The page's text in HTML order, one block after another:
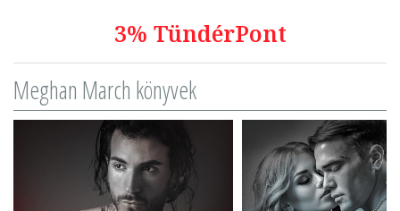
3% TündérPont
Meghan March könyvek